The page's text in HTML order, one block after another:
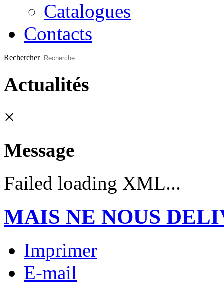
Catalogues
Contacts
Rechercher
Actualités
×
Message
Failed loading XML...
MAIS NE NOUS
Imprimer
E-mail